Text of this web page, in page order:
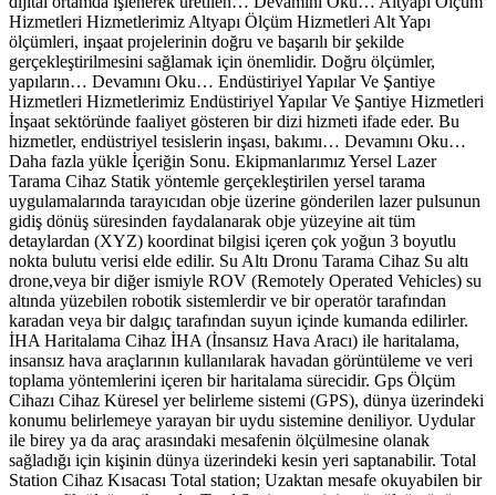
Hizmetleri Hizmetlerimiz Altyapı Ölçüm Hizmetleri Alt Yapı
ölçümleri, inşaat projelerinin doğru ve başarılı bir şekilde
gerçekleştirilmesini sağlamak için önemlidir. Doğru ölçümler,
yapıların… Devamını Oku… Endüstiriyel Yapılar Ve Şantiye
Hizmetleri Hizmetlerimiz Endüstiriyel Yapılar Ve Şantiye Hizmetleri
İnşaat sektöründe faaliyet gösteren bir dizi hizmeti ifade eder. Bu
hizmetler, endüstriyel tesislerin inşası, bakımı… Devamını Oku…
Daha fazla yükle İçeriğin Sonu. Ekipmanlarımız Yersel Lazer
Tarama Cihaz Statik yöntemle gerçekleştirilen yersel tarama
uygulamalarında tarayıcıdan obje üzerine gönderilen lazer pulsunun
gidiş dönüş süresinden faydalanarak obje yüzeyine ait tüm
detaylardan (XYZ) koordinat bilgisi içeren çok yoğun 3 boyutlu
nokta bulutu verisi elde edilir. Su Altı Dronu Tarama Cihaz Su altı
drone,veya bir diğer ismiyle ROV (Remotely Operated Vehicles) su
altında yüzebilen robotik sistemlerdir ve bir operatör tarafından
karadan veya bir dalgıç tarafından suyun içinde kumanda edilirler.
İHA Haritalama Cihaz İHA (İnsansız Hava Aracı) ile haritalama,
insansız hava araçlarının kullanılarak havadan görüntüleme ve veri
toplama yöntemlerini içeren bir haritalama sürecidir. Gps Ölçüm
Cihazı Cihaz Küresel yer belirleme sistemi (GPS), dünya üzerindeki
konumu belirlemeye yarayan bir uydu sistemine deniliyor. Uydular
ile birey ya da araç arasındaki mesafenin ölçülmesine olanak
sağladığı için kişinin dünya üzerindeki kesin yeri saptanabilir. Total
Station Cihaz Kısacası Total station; Uzaktan mesafe okuyabilen bir